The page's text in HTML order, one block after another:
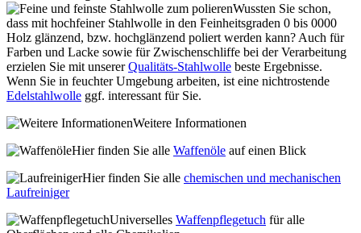
Wussten Sie schon,
dass mit hochfeiner Stahlwolle in den Feinheitsgraden 0 bis 0000
Holz glänzend, bzw. hochglänzend poliert werden kann? Auch für
Farben und Lacke sowie für Zwischenschliffe bei der Verarbeitung
erzielen Sie mit unsererQualitäts-Stahlwolle beste Ergebnisse.
Wenn Sie in feuchter Umgebung arbeiten, ist eine nichtrostende
Edelstahlwolle ggf. interessant für Sie.
Weitere Informationen
Hier finden Sie alle Waffenöle auf einen Blick
Hier finden Sie alle chemischen und mechanischen
Laufreiniger
Universelles Waffenpflegetuch für alle